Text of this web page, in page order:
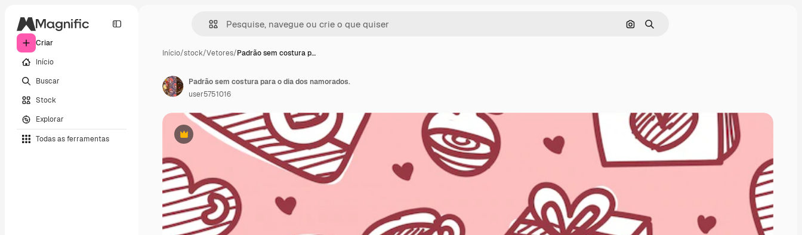
Criar
Início
Buscar
Stock
Explorar
Todas as ferramentas
Pesquisar por imagem
Buscar
Início/stock/Vetores/Padrão sem costura p…
Premium
Padrão sem costura para o dia dos namorados.
user5751016